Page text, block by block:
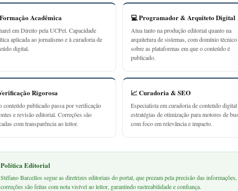
Acadêmica
em Direito pela UCPel. Capacidade
aplicada ao jornalismo e à curadoria de
digital.
💻 Programador & Arquiteto Digital
Atua tanto na produção editorial quanto na
arquitetura de sistemas, com domínio técnico
sobre as plataformas em que o conteúdo é
publicado.
Rigorosa
conteúdo publicado passa por verificação
e revisão editorial. Correções são
com transparência ao leitor.
📈 Curadoria & SEO
Especialista em curadoria de conteúdo digital
estratégias de otimização para motores de
com foco em relevância e impacto.
Política Editorial
Stéfano Barcellos segue as diretrizes editoriais do portal, que prezam pela precisão das
correções são feitas com nota visível ao leitor, garantindo rastreabilidade e confiança.